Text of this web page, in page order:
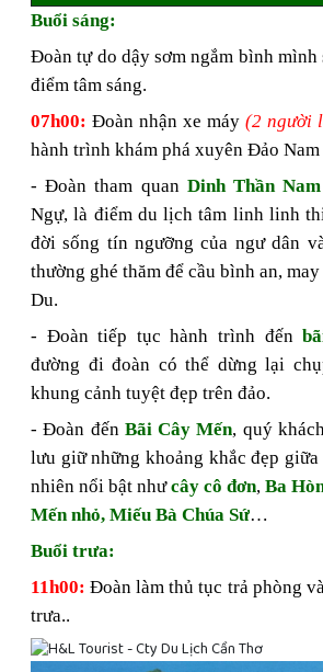
Buổi sáng:
Đoàn tự do dậy sơm ngắm bình mình
điểm tâm sáng.
07h00: Đoàn nhận xe máy (2 người
hành trình khám phá xuyên Đảo Nam
- Đoàn tham quan DinhThần
Ngự, là điểm du lịch tâm linh linh
đời sống tín ngưỡng của ngư dân
thường ghé thăm để cầu bình an,
Du.
- Đoàn tiếp tục hành trình đến
đường đi đoàn có thể dừng lại
khung cảnh tuyệt đẹp trên đảo.
- Đoàn đến Bãi Cây Mến, quý
lưu giữ những khoảng khắc đẹp
nhiên nổi bật nhưcây cô đơn, Ba
Mến nhỏ, Miếu Bà Chúa Sứ…
Buổi trưa:
11h00: Đoàn làm thủ tục trả phòng
trưa..